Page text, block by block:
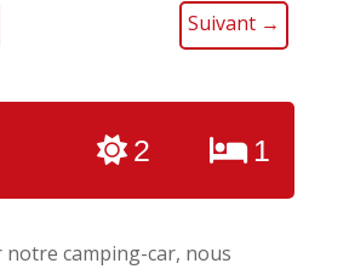
Suivant →
2 1
camping-car, nous
savoir ?